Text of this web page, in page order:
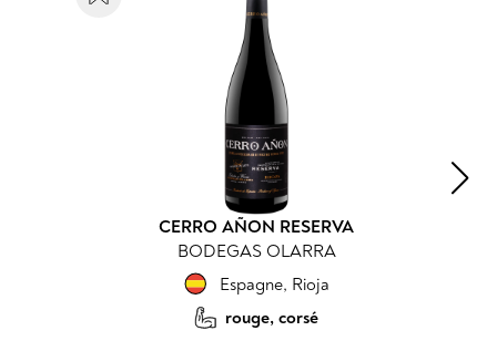
CERRO AÑON RESERVA
BODEGAS OLARRA
Espagne, Rioja
rouge, corsé